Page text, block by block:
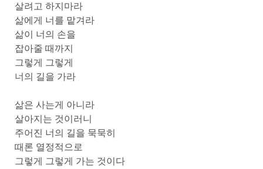
살려고 하지마라
삶에게 너를 맡겨라
삶이 너의 손을
잡아줄 때까지
그렇게 그렇게
너의 길을 가라
삶은 사는게 아니라
살아지는 것이러니
주어진 너의 길을 묵묵히
때론 열정적으로
그렇게 그렇게 가는 것이다